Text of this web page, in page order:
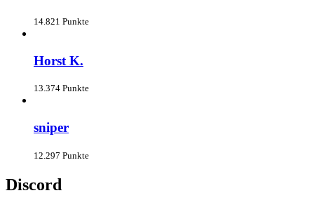
14.821 Punkte
Horst K.
13.374 Punkte
sniper
12.297 Punkte
Discord